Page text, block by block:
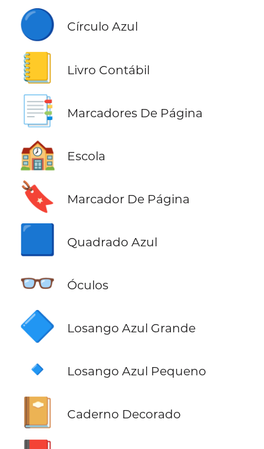
🔵 Círculo Azul
📒 Livro Contábil
📑 Marcadores De Página
🏫 Escola
🔖 Marcador De Página
🟦 Quadrado Azul
👓 Óculos
🔷 Losango Azul Grande
🔹 Losango Azul Pequeno
📔 Caderno Decorado